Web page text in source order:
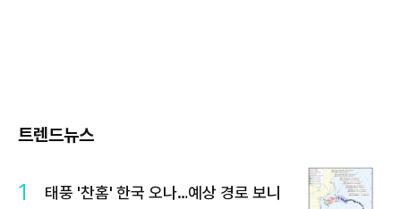
트렌드뉴스
1 태풍 '찬홈' 한국 오나…예상 경로 보니